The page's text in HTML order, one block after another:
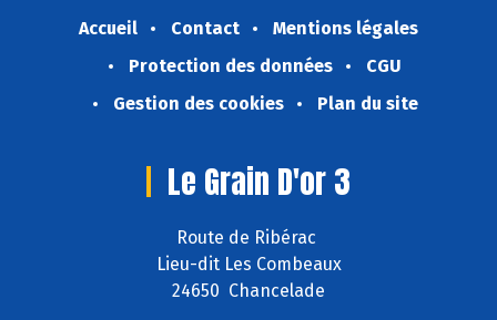
Accueil Contact
Mentions légales
Protection des données
CGU
Gestion des cookies
Plan du site
Le Grain D'or 3
Route de Ribérac
Lieu-dit Les Combeaux
24650 Chancelade